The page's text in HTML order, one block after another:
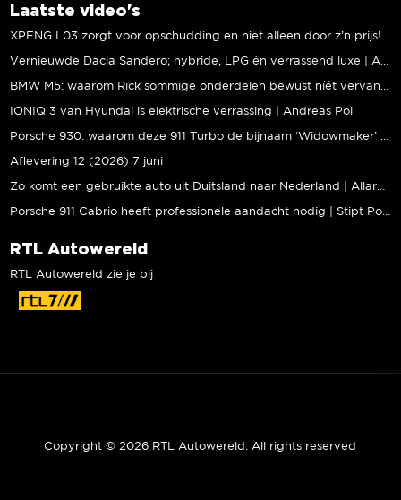
Laatste video's
XPENG L03 zorgt voor opschudding en niet alleen door z’n prijs! | Jeroen Mul
Vernieuwde Dacia Sandero; hybride, LPG én verrassend luxe | Andreas Pol
BMW M5: waarom Rick sommige onderdelen bewust níét vervangt | Stipt Polish Point
IONIQ 3 van Hyundai is elektrische verrassing | Andreas Pol
Porsche 930: waarom deze 911 Turbo de bijnaam ‘Widowmaker’ kreeg | Gallery Aaldering
Aflevering 12 (2026) 7 juni
Zo komt een gebruikte auto uit Duitsland naar Nederland | Allard Kalff
Porsche 911 Cabrio heeft professionele aandacht nodig | Stipt Polish Point
RTL Autowereld
RTL Autowereld zie je bij
Copyright © 2026 RTL Autowereld. All rights reserved